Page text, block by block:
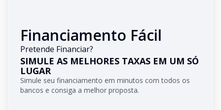
Financiamento Fácil
Pretende Financiar?
SIMULE AS MELHORES TAXAS EM UM SÓ
LUGAR
Simule seu financiamento em minutos com todos os
bancos e consiga a melhor proposta.